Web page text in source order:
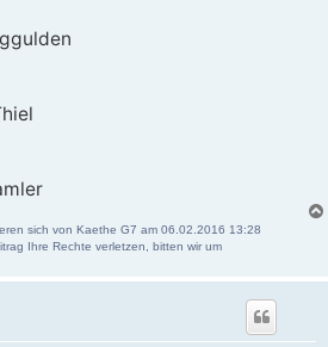
sich von Kaethe G7 am 06.02.2016 13:28
Ihre Rechte verletzen, bitten wir um